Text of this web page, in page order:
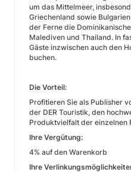
um das Mittelmeer,
Griechenland sowie
der Ferne die
Malediven und Thailand. In
Gäste inzwischen auch den
buchen.
Die Vorteil:
Profitieren Sie als Publisher
der DER Touristik, den
Produktvielfalt der einzelnen
Ihre Vergütung:
4% auf den Warenkorb
Ihre